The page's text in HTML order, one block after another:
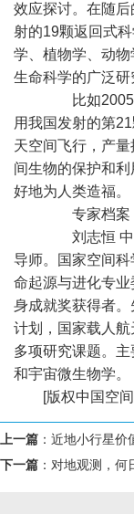
效应探讨。在随
射的19颗返回式
学、植物学、动
生命科学的广泛研
比如2005
用我国发射的第
天空间飞行，产
间生物的保护和
好地为人类造福
专家档案
刘志恒 中
导师。国家空间
命起源与进化专业
身成就奖获得者
计划，国家载人
多项研究课题。
和宇宙微生物学。
[版权中国空
上一篇 ： 近地小行星价
下一篇 ： 对地观测，何